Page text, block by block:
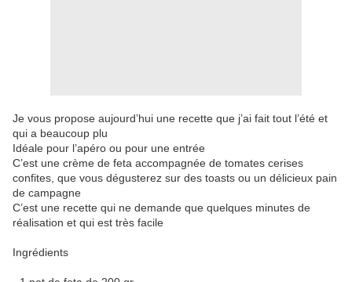
Je vous propose aujourd’hui une recette que j’ai fait tout l’été et
qui a beaucoup plu
Idéale pour l’apéro ou pour une entrée
C’est une crème de feta accompagnée de tomates cerises
confites, que vous dégusterez sur des toasts ou un délicieux pain
de campagne
C’est une recette qui ne demande que quelques minutes de
réalisation et qui est très facile
Ingrédients